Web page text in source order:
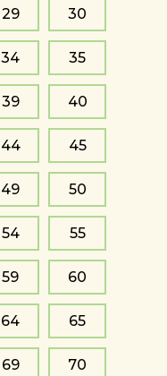
29 30
34 35
39 40
44 45
49 50
54 55
59 60
64 65
69 70